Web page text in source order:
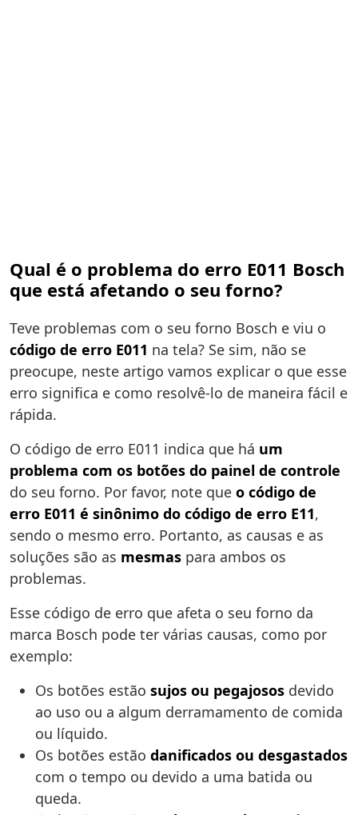
Qual é o problema do erro E011 Bosch
que está afetando o seu forno?
Teve problemas com o seu forno Bosch e viu o
código de erro E011 na tela? Se sim, não se
preocupe, neste artigo vamos explicar o que esse
erro significa e como resolvê-lo de maneira fácil e
rápida.
O código de erro E011 indica que há um
problema com os botões do painel de controle
do seu forno. Por favor, note que o código de
erro E011 é sinônimo do código de erro E11,
sendo o mesmo erro. Portanto, as causas e as
soluções são as mesmas para ambos os
problemas.
Esse código de erro que afeta o seu forno da
marca Bosch pode ter várias causas, como por
exemplo:
Os botões estão sujos ou pegajosos devido
ao uso ou a algum derramamento de comida
ou líquido.
Os botões estão danificados ou desgastados
com o tempo ou devido a uma batida ou
queda.